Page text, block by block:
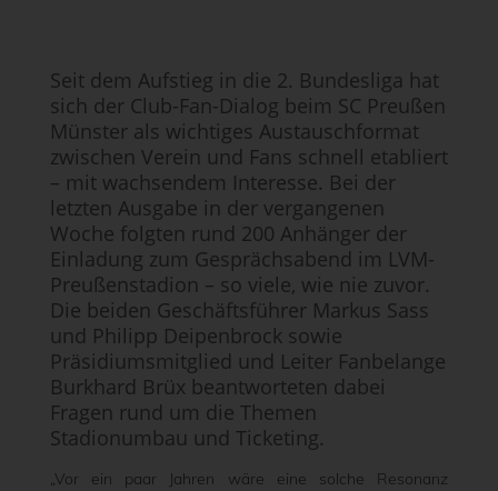
Seit dem Aufstieg in die 2. Bundesliga hat
sich der Club-Fan-Dialog beim SC Preußen
Münster als wichtiges Austauschformat
zwischen Verein und Fans schnell etabliert
– mit wachsendem Interesse. Bei der
letzten Ausgabe in der vergangenen
Woche folgten rund 200 Anhänger der
Einladung zum Gesprächsabend im LVM-
Preußenstadion – so viele, wie nie zuvor.
Die beiden Geschäftsführer Markus Sass
und Philipp Deipenbrock sowie
Präsidiumsmitglied und Leiter Fanbelange
Burkhard Brüx beantworteten dabei
Fragen rund um die Themen
Stadionumbau und Ticketing.
„Vor ein paar Jahren wäre eine solche Resonanz